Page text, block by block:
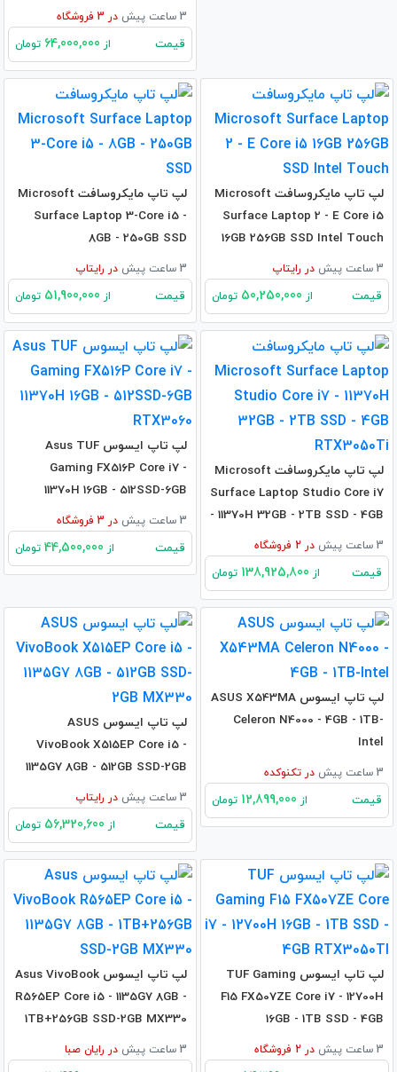
3 ساعت پیش در فروشگاه
قیمت از تومان
لپ تاپ مایکروسافت Microsoft
Surface Laptop 2 - E Core i5
16GB 256GB SSD Intel Touch
3 ساعت پیش در رایتاپ
قیمت از تومان
لپ تاپ مایکروسافت Microsoft
Surface Laptop 3-Core i5 -
8GB - 250GB SSD
3 ساعت پیش در رایتاپ
قیمت از تومان
لپ تاپ مایکروسافت Microsoft
Surface Laptop Studio Core i7
- 11370H 32GB - 2TB SSD - 4GB
RTX3050Ti
3 ساعت پیش در فروشگاه
قیمت از تومان
لپ تاپ ایسوس Asus TUF
Gaming FX516P Core i7 -
11370H 16GB - 512SSD-6GB
RTX3060
3 ساعت پیش در فروشگاه
قیمت از تومان
لپ تاپ ایسوس ASUS X543MA
Celeron N4000 - 4GB - 1TB-
Intel
3 ساعت پیش در تکنوکده
قیمت از تومان
لپ تاپ ایسوس ASUS
VivoBook X515EP Core i5 -
1135G7 8GB - 512GB SSD-2GB
MX330
3 ساعت پیش در رایتاپ
قیمت از تومان
لپ تاپ ایسوس TUF Gaming
F15 FX507ZE Core i7 - 12700H
16GB - 1TB SSD - 4GB
RTX3050TI
3 ساعت پیش در فروشگاه
لپ تاپ ایسوس Asus VivoBook
R565EP Core i5 - 1135G7 8GB -
1TB+256GB SSD-2GB MX330
3 ساعت پیش در رایان صبا